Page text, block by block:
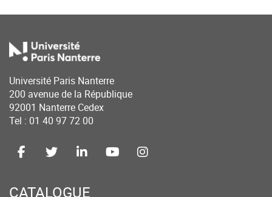
Université Paris Nanterre
200 avenue de la République
92001 Nanterre Cedex
Tel : 01 40 97 72 00
CATALOGUE